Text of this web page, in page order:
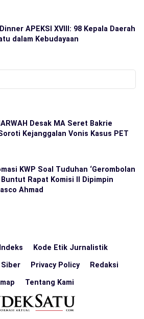
APEKSI XVIII: 98 Kepala Daerah
dalam Kebudayaan
Desak MA Seret Bakrie
Kejanggalan Vonis Kasus PET
KWP Soal Tuduhan ‘Gerombolan
Buntut Rapat Komisi II Dipimpin
Ahmad
Indeks Kode Etik Jurnalistik
Siber Privacy Policy Redaksi
Tentang Kami